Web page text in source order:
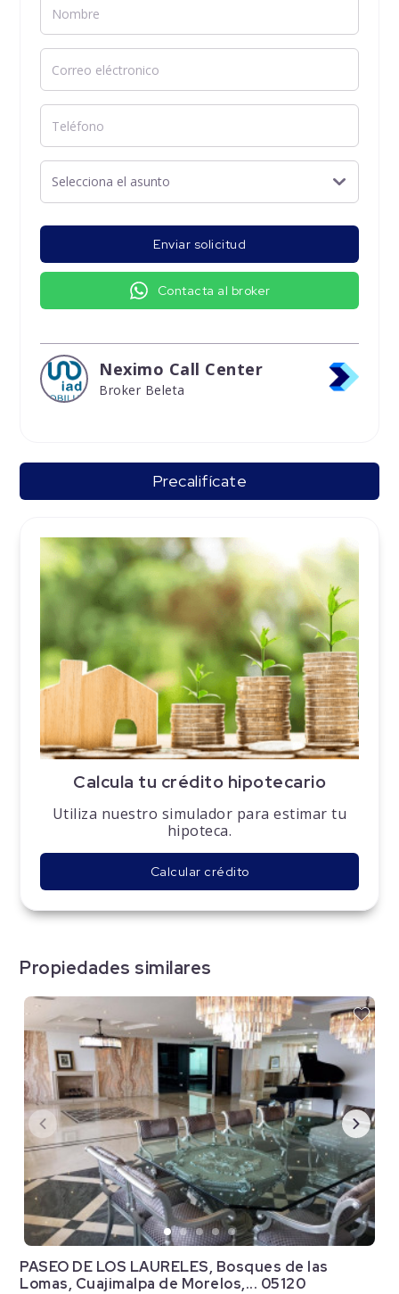
Enviar solicitud
Contacta al broker
Neximo Call Center
Broker Beleta
Precalifícate
Calcula tu crédito hipotecario
Utiliza nuestro simulador para estimar tu
hipoteca.
Calcular crédito
Propiedades similares
PASEO DE LOS LAURELES, Bosques de las
Lomas, Cuajimalpa de Morelos,... 05120